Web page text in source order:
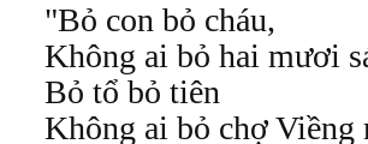
"Bỏ con bỏ cháu,
Không ai bỏ hai mươi
Bỏ tổ bỏ tiên
Không ai bỏ chợ Viềng